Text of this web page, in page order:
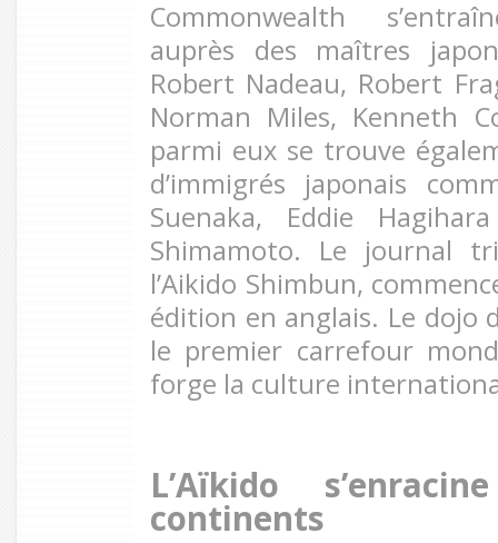
Commonwealth
auprès des maîtres
Robert Nadeau, Robert
Norman Miles, Kenneth
parmi eux se trouve
d’immigrés japonais
Suenaka, Eddie
Shimamoto. Le journal
l’Aikido Shimbun,
édition en anglais. Le dojo
le premier carrefour
forge la culture
L’Aïkido
continents